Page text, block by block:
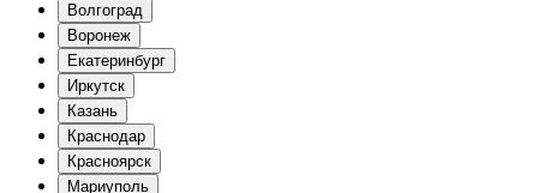
Волгоград
Воронеж
Екатеринбург
Иркутск
Казань
Краснодар
Красноярск
Мариуполь